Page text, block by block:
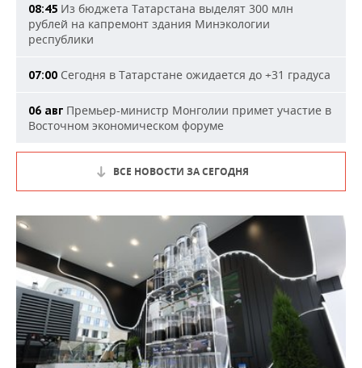
08:45 Из бюджета Татарстана выделят 300 млн
рублей на капремонт здания Минэкологии
республики
07:00 Сегодня в Татарстане ожидается до +31 градуса
06 авг Премьер-министр Монголии примет участие в
Восточном экономическом форуме
ВСЕ НОВОСТИ ЗА СЕГОДНЯ